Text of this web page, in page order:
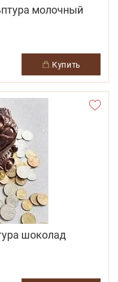
молочный
купить
шоколад